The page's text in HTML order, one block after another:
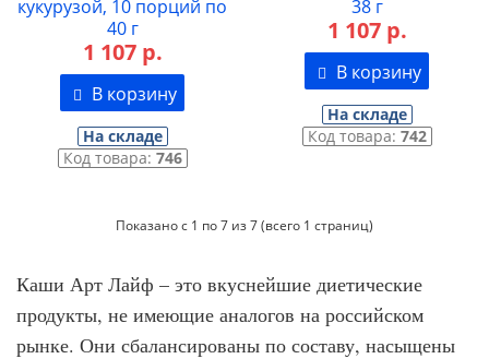
кукурузой, 10 порций по
40 г
1 107 р.
В корзину
На складе
Код товара: 746
38 г
1 107 р.
В корзину
На складе
Код товара: 742
Показано с 1 по 7 из 7 (всего 1 страниц)
Каши Арт Лайф – это вкуснейшие диетические
продукты, не имеющие аналогов на российском
рынке. Они сбалансированы по составу, насыщены